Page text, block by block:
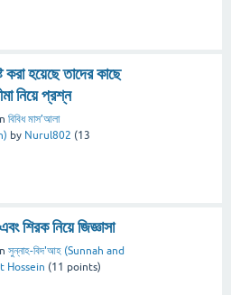
করা হয়েছে তাদের কাছে
নিয়ে প্রশ্ন
বিবিধ মাস’আলা
by Nurul802 (13
শিরক নিয়ে জিজ্ঞাসা
সুন্নাহ-বিদ'আহ (Sunnah and
Hossein (11 points)